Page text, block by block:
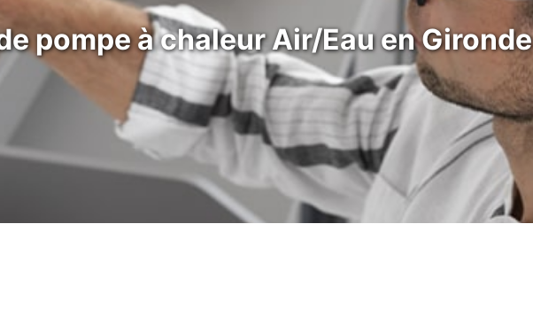
pompe à chaleur Air/Eau en Gironde